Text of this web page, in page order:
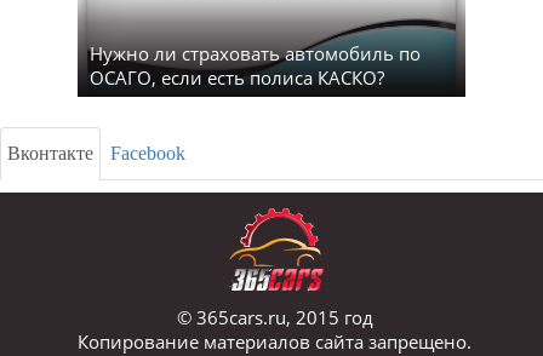
Нужно ли страховать автомобиль по
ОСАГО, если есть полиса КАСКО?
Вконтакте Facebook
© 365cars.ru, 2015 год
Копирование материалов сайта запрещено.